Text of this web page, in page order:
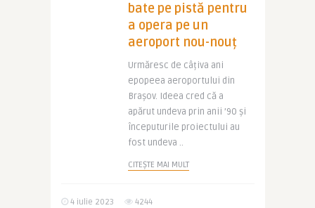
bate pe pistă pentru
a opera pe un
aeroport nou-nouț
Urmăresc de câțiva ani
epopeea aeroportului din
Brașov. Ideea cred că a
apărut undeva prin anii ’90 și
începuturile proiectului au
fost undeva ..
CITEȘTE MAI MULT
4 iulie 2023 4244